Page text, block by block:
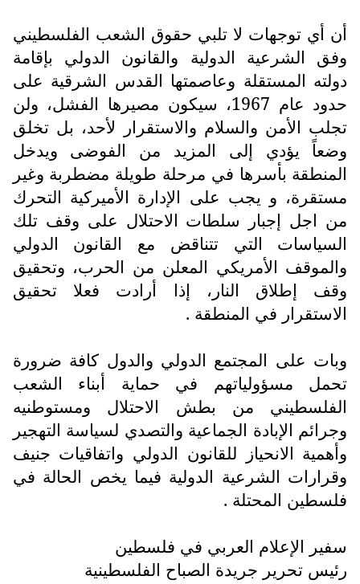
أن أي توجهات لا تلبي حقوق الشعب الفلسطيني
وفق الشرعية الدولية والقانون الدولي بإقامة
دولته المستقلة وعاصمتها القدس الشرقية على
حدود عام 1967، سيكون مصيرها الفشل، ولن
تجلب الأمن والسلام والاستقرار لأحد، بل تخلق
وضعاً يؤدي إلى المزيد من الفوضى ويدخل
المنطقة بأسرها في مرحلة طويلة مضطربة وغير
مستقرة، و يجب على الإدارة الأميركية التحرك
من اجل إجبار سلطات الاحتلال على وقف تلك
السياسات التي تتناقض مع القانون الدولي
والموقف الأمريكي المعلن من الحرب، وتحقيق
وقف إطلاق النار، إذا أرادت فعلا تحقيق
الاستقرار في المنطقة .
وبات على المجتمع الدولي والدول كافة ضرورة
تحمل مسؤولياتهم في حماية أبناء الشعب
الفلسطيني من بطش الاحتلال ومستوطنيه
وجرائم الإبادة الجماعية والتصدي لسياسة التهجير
وأهمية الانحياز للقانون الدولي واتفاقيات جنيف
وقرارات الشرعية الدولية فيما يخص الحالة في
فلسطين المحتلة .
سفير الإعلام العربي في فلسطين
رئيس تحرير جريدة الصباح الفلسطينية